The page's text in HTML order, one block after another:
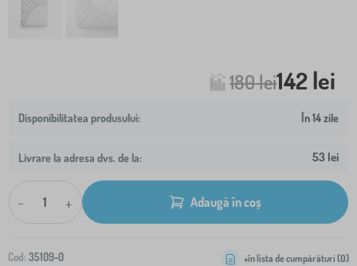
180 lei142 lei
În 14 zile
Livrare la adresa dvs. de la: 53 lei
- + Adaugă în coș
Cod: 35109-0 +în lista de cumpărături (0)